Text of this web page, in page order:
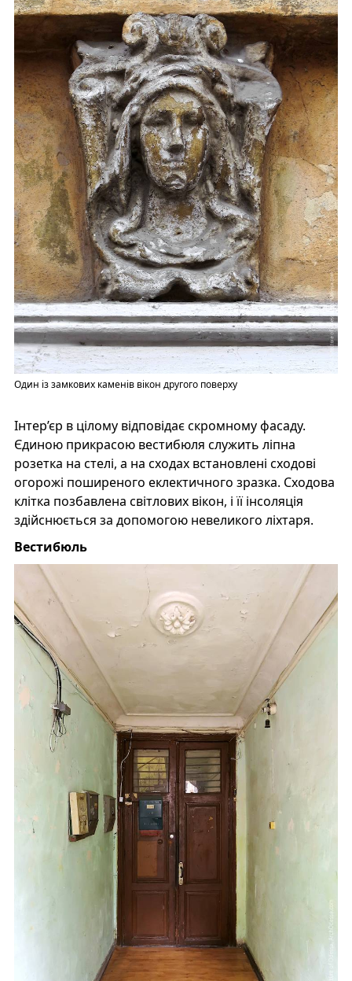
Один із замкових каменів вікон другого поверху
Інтер’єр в цілому відповідає скромному фасаду.
Єдиною прикрасою вестибюля служить ліпна
розетка на стелі, а на сходах встановлені сходові
огорожі поширеного еклектичного зразка. Сходова
клітка позбавлена світлових вікон, і її інсоляція
здійснюється за допомогою невеликого ліхтаря.
Вестибюль